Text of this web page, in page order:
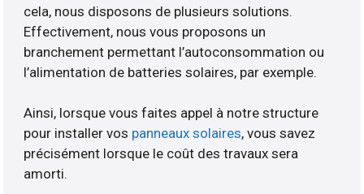
cela, nous disposons de plusieurs solutions.
Effectivement, nous vous proposons un
branchement permettant l’autoconsommation ou
l’alimentation de batteries solaires, par exemple.
Ainsi, lorsque vous faites appel à notre structure
pour installer vos panneaux solaires, vous savez
précisément lorsque le coût des travaux sera
amorti.